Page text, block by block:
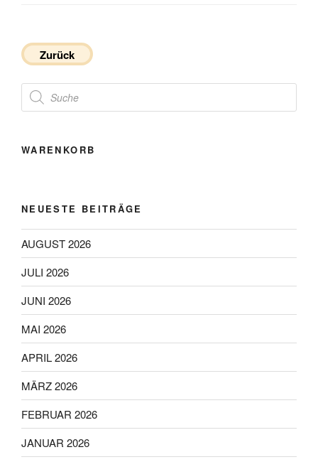
Zurück
Products
search
WARENKORB
NEUESTE BEITRÄGE
AUGUST 2026
JULI 2026
JUNI 2026
MAI 2026
APRIL 2026
MÄRZ 2026
FEBRUAR 2026
JANUAR 2026